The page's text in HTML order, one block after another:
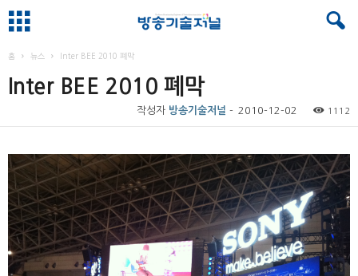
홈 뉴스 Inter BEE 2010 폐막
Inter BEE 2010 폐막
작성자 방송기술저널 - 2010-12-02 1112